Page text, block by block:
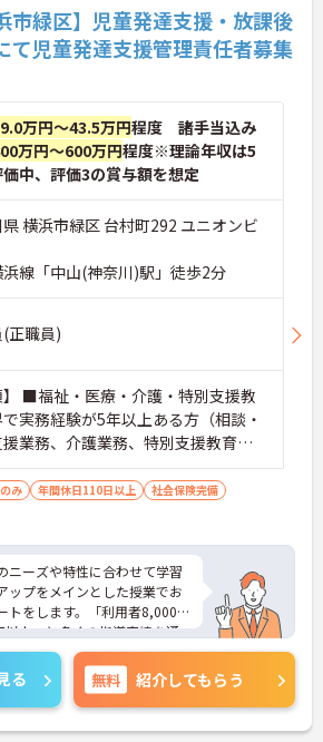
市緑区】児童発達支援・放課後
て児童発達支援管理責任者募集
万円～43.5万円程度 諸手当込み
万円～600万円程度※理論年収は5
中、評価3の賞与額を想定
横浜市緑区 台村町292 ユニオンビ
浜線「中山(神奈川)駅」徒歩2分
正職員)
】 ■福祉・医療・介護・特別支援教
実務経験が5年以上ある方（相談・
業務、介護業務、特別支援教育な
童発達支援管理責任者研修受講者
み 年間休日110日以上
社会保険完備
ニーズや特性に合わせて学習
ップをメインとした授業でお
トをします。「利用者8,000
上」と多くの指導実績を通
あり、満足度の高いサービス
療育分野でのスキル向上も
は120日前後とプライベート
す。
軽にお問い合わせ下さい。さ
る 無料 紹介してもらう